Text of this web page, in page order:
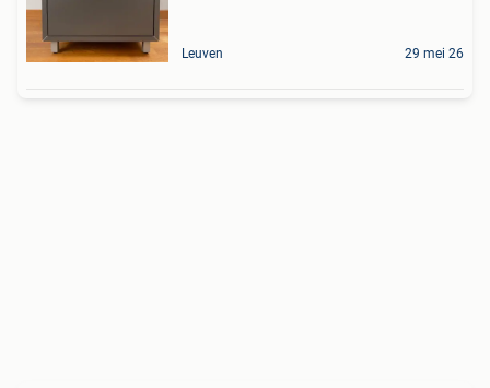
Leuven 29 mei 26